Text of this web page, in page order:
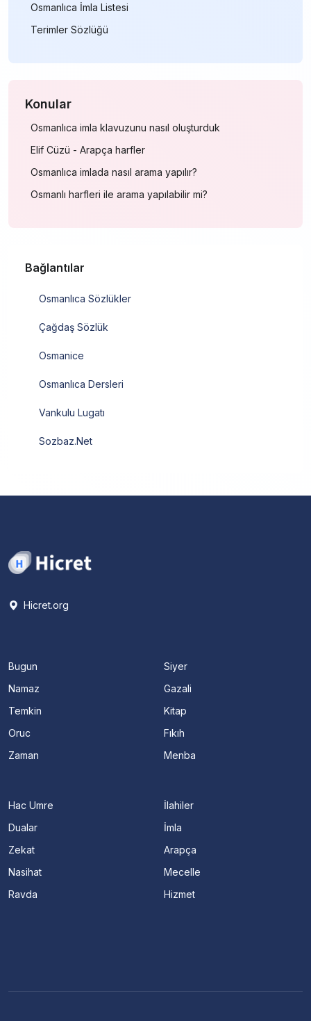
Osmanlıca İmla Listesi
Terimler Sözlüğü
Konular
Osmanlıca imla klavuzunu nasıl oluşturduk
Elif Cüzü - Arapça harfler
Osmanlıca imlada nasıl arama yapılır?
Osmanlı harfleri ile arama yapılabilir mi?
Bağlantılar
Osmanlıca Sözlükler
Çağdaş Sözlük
Osmanice
Osmanlıca Dersleri
Vankulu Lugatı
Sozbaz.Net
Hicret.org
Bugun
Namaz
Temkin
Oruc
Zaman
Siyer
Gazali
Kitap
Fıkıh
Menba
Hac Umre
Dualar
Zekat
Nasihat
Ravda
İlahiler
İmla
Arapça
Mecelle
Hizmet